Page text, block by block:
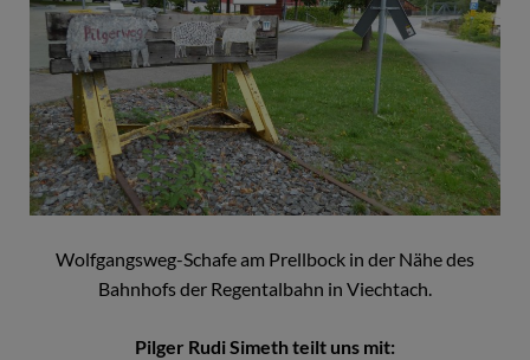
Wolfgangsweg-Schafe am Prellbock in der Nähe des
Bahnhofs der Regentalbahn in Viechtach.
Pilger Rudi Simeth teilt uns mit: